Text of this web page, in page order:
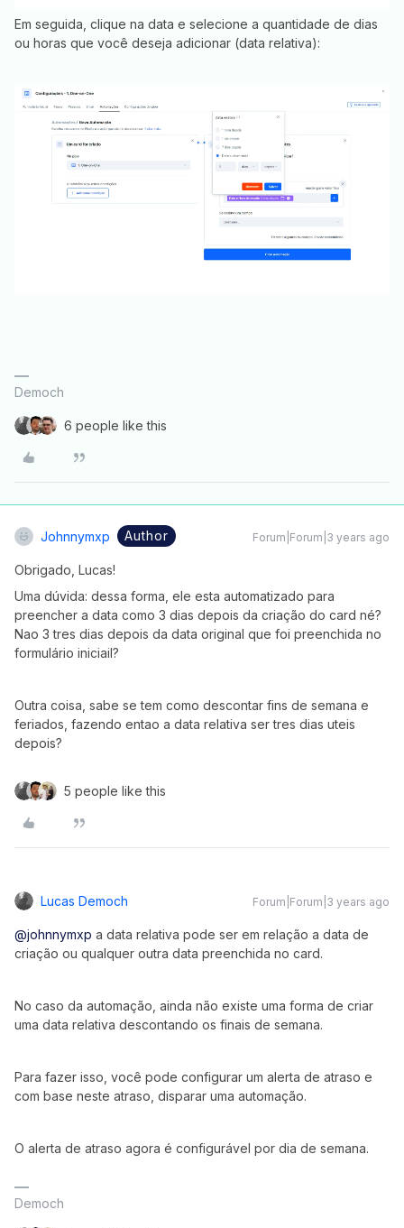
Em seguida, clique na data e selecione a quantidade de dias
ou horas que você deseja adicionar (data relativa):
Democh
6 people like this
Johnnymxp Author Forum|Forum|3 years ago
Obrigado, Lucas!
Uma dúvida: dessa forma, ele esta automatizado para
preencher a data como 3 dias depois da criação do card né?
Nao 3 tres dias depois da data original que foi preenchida no
formulário iniciail?
Outra coisa, sabe se tem como descontar fins de semana e
feriados, fazendo entao a data relativa ser tres dias uteis
depois?
5 people like this
Lucas Democh Forum|Forum|3 years ago
@johnnymxp a data relativa pode ser em relação a data de
criação ou qualquer outra data preenchida no card.
No caso da automação, ainda não existe uma forma de criar
uma data relativa descontando os finais de semana.
Para fazer isso, você pode configurar um alerta de atraso e
com base neste atraso, disparar uma automação.
O alerta de atraso agora é configurável por dia de semana.
Democh